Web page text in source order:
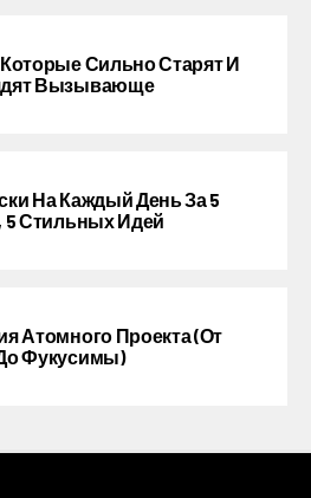
Сильно Старят И
Вызывающе
На Каждый День За 5
5 Стильных Идей
Атомного Проекта (от
Фукусимы)